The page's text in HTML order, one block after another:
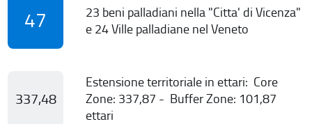
47
23 beni palladiani nella "Citta' di Vicenza"
e 24 Ville palladiane nel Veneto
337,48
Estensione territoriale in ettari: Core
Zone: 337,87 - Buffer Zone: 101,87
ettari